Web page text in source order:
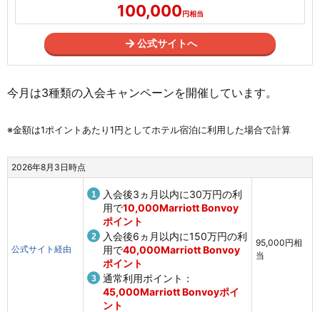
100,000円相当
公式サイトへ
今月は3種類の入会キャンペーンを開催しています。
※金額は1ポイントあたり1円としてホテル宿泊に利用した場合で計算
2026年8月3日時点
公式サイト経由
入会後3ヵ月以内に30万円の利
用で10,000Marriott Bonvoy
ポイント
入会後6ヵ月以内に150万円の利
用で40,000Marriott Bonvoy
ポイント
通常利用ポイント：
45,000Marriott Bonvoyポイ
ント
95,000円相
当